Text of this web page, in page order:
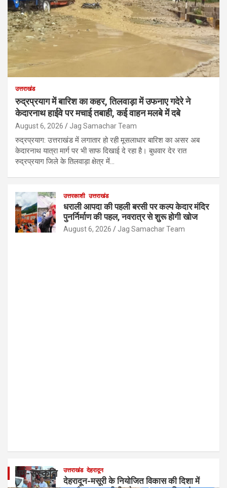
उत्तराखंड
रुद्रप्रयाग में बारिश का कहर, तिलवाड़ा में उफनाए गदेरे ने
केदारनाथ हाईवे पर मचाई तबाही, कई वाहन मलबे में दबे
August 6, 2026 Jag Samachar Team
रुद्रप्रयाग: उत्तराखंड में लगातार हो रही मूसलाधार बारिश का असर अब
केदारनाथ यात्रा मार्ग पर भी साफ दिखाई दे रहा है। बुधवार देर रात
रुद्रप्रयाग जिले के तिलवाड़ा क्षेत्र में…
उत्तरकाशी उत्तराखंड
धराली आपदा की पहली बरसी पर कल्प केदार मंदिर
पुनर्निर्माण की पहल, नवरात्र से शुरू होगी खोज
August 6, 2026 Jag Samachar Team
उत्तराखंड देहरादून
देहरादून-मसूरी के नियोजित विकास की दिशा में
धर्म-संस्कृति